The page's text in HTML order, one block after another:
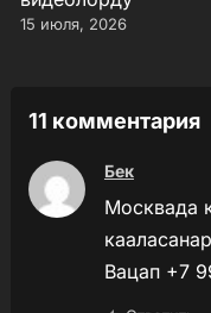
15 июля, 2026
11 комментария
Бек
Москвада
Вацап +7